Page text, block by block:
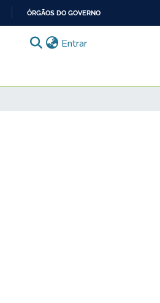
ÓRGÃOS DO GOVERNO
Entrar(current)